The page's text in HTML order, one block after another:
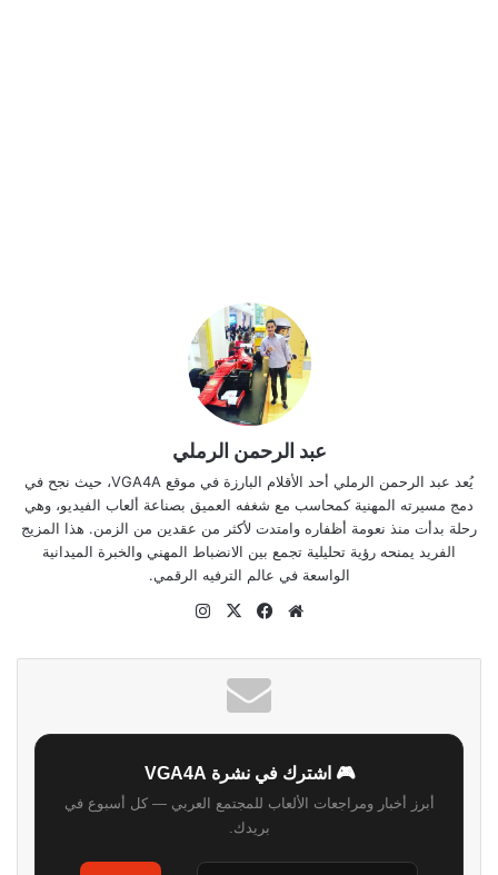
عبد الرحمن الرملي
يُعد عبد الرحمن الرملي أحد الأقلام البارزة في موقع VGA4A، حيث نجح في
دمج مسيرته المهنية كمحاسب مع شغفه العميق بصناعة ألعاب الفيديو، وهي
رحلة بدأت منذ نعومة أظفاره وامتدت لأكثر من عقدين من الزمن. هذا المزيج
الفريد يمنحه رؤية تحليلية تجمع بين الانضباط المهني والخبرة الميدانية
الواسعة في عالم الترفيه الرقمي.
موقع
فيسبوك
‫X
🎮 اشترك في نشرة VGA4A
أبرز أخبار ومراجعات الألعاب للمجتمع العربي — كل أسبوع في
بريدك.